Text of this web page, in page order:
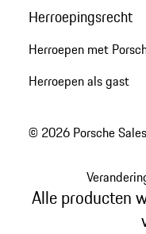
Herroepingsrecht
Herroepen met
Herroepen als gast
© 2026 Porsche
Alle producten